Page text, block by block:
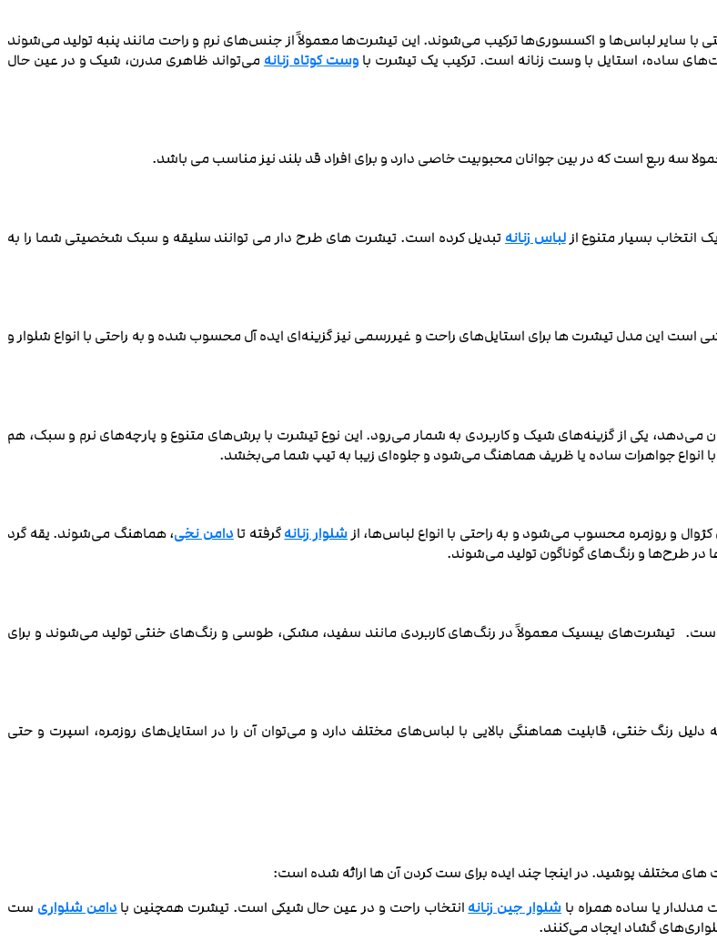
با سایر لباس‌ها و اکسسوری‌ها ترکیب می‌شوند. این تیشرت‌ها معمولاً از جنس‌های نرم و راحت مانند پنبه تولید می‌شوند
ساده، استایل با وست زنانه است. ترکیب یک تیشرت با وست کوتاه زنانه می‌تواند ظاهری مدرن، شیک و در عین حال
سه ربع است که در بین جوانان محبوبیت خاصی دارد و برای افراد قد بلند نیز مناسب می باشد.
انتخاب بسیار متنوع ازلباس زنانه تبدیل کرده است. تیشرت‌ های طرح دار می ‌توانند سلیقه و سبک شخصیتی شما را به
است این مدل تیشرت ها برای استایل‌های راحت و غیررسمی نیز گزینه‌ای ایده‌ آل محسوب شده و به راحتی با انواع شلوار و
یکی از گزینه‌های شیک و کاربردی به شمار می‌رود. این نوع تیشرت با برش‌های متنوع و پارچه‌های نرم و سبک، هم
انواع جواهرات ساده یا ظریف هماهنگ می‌شود و جلوه‌ای زیبا به تیپ شما می‌بخشد.
و روزمره محسوب می‌شود و به راحتی با انواع لباس‌ها، از شلوار زنانهگرفته تا دامن‌ نخی، هماهنگ می‌شوند. یقه گرد
طرح‌ها و رنگ‌های گوناگون تولید می‌شوند.
تیشرت‌های بیسیک معمولاً در رنگ‌های کاربردی مانند سفید، مشکی، طوسی و رنگ‌های خنثی تولید می‌شوند و برای
رنگ خنثی، قابلیت هماهنگی بالایی با لباس‌های مختلف دارد و می‌توان آن را در استایل‌های روزمره، اسپرت و حتی
های مختلف پوشید. در اینجا چند ایده برای ست کردن آن ها ارائه شده است:
شلوار جین زنانه انتخاب راحت و در عین حال شیکی است. تیشرت همچنین با دامن شلواری ست
گشاد ایجاد می‌کنند.